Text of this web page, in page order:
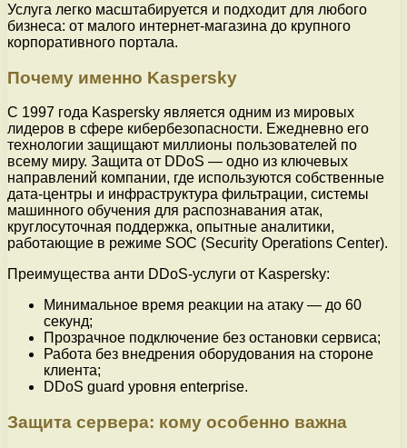
Услуга легко масштабируется и подходит для любого
бизнеса: от малого интернет-магазина до крупного
корпоративного портала.
Почему именно Kaspersky
С 1997 года Kaspersky является одним из мировых
лидеров в сфере кибербезопасности. Ежедневно его
технологии защищают миллионы пользователей по
всему миру. Защита от DDoS — одно из ключевых
направлений компании, где используются собственные
дата-центры и инфраструктура фильтрации, системы
машинного обучения для распознавания атак,
круглосуточная поддержка, опытные аналитики,
работающие в режиме SOC (Security Operations Center).
Преимущества анти DDoS-услуги от Kaspersky:
Минимальное время реакции на атаку — до 60
секунд;
Прозрачное подключение без остановки сервиса;
Работа без внедрения оборудования на стороне
клиента;
DDoS guard уровня enterprise.
Защита сервера: кому особенно важна